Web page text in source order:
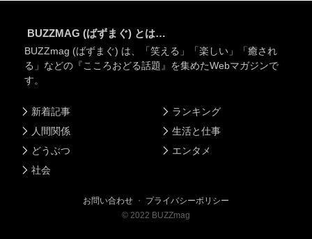
BUZZMAG (ばずまぐ) とは…
BUZZmag (ばずまぐ) は、「笑える」「楽しい」「癒され
る」などの『こころおどる話題』を集めたWebマガジンで
す。
新着記事
人間関係
どうぶつ
社会
ランキング
生活と仕事
エンタメ
お問い合わせ ・ プライバシーポリシー
© 2022 BUZZmag